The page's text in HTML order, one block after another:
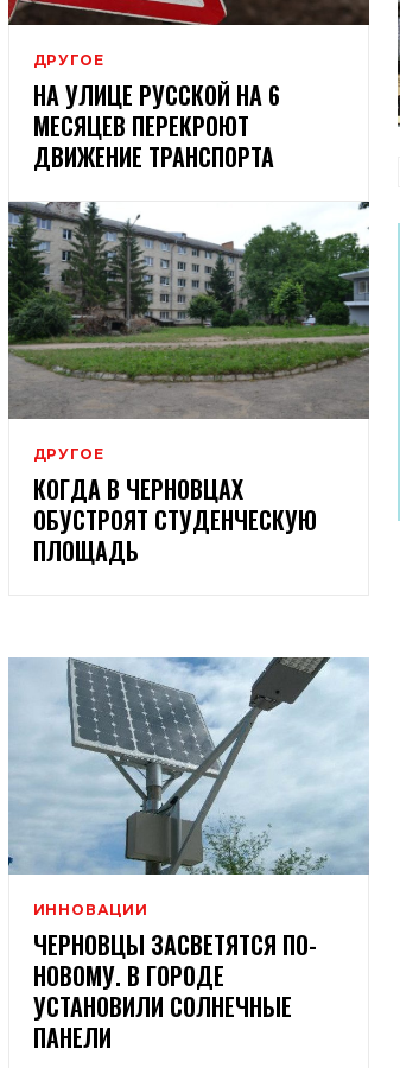
ДРУГОЕ
НА УЛИЦЕ РУССКОЙ НА 6
МЕСЯЦЕВ ПЕРЕКРОЮТ
ДВИЖЕНИЕ ТРАНСПОРТА
ДРУГОЕ
КОГДА В ЧЕРНОВЦАХ
ОБУСТРОЯТ СТУДЕНЧЕСКУЮ
ПЛОЩАДЬ
ИННОВАЦИИ
ЧЕРНОВЦЫ ЗАСВЕТЯТСЯ ПО-
НОВОМУ. В ГОРОДЕ
УСТАНОВИЛИ СОЛНЕЧНЫЕ
ПАНЕЛИ